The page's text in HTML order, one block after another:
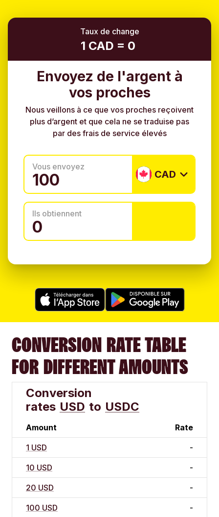
Taux de change
1 CAD = 0
Envoyez de l'argent à
vos proches
Nous veillons à ce que vos proches reçoivent
plus d’argent et que cela ne se traduise pas
par des frais de service élevés
Vous envoyez
CAD
Ils obtiennent
CONVERSION RATE TABLE
FOR DIFFERENT AMOUNTS
Conversion
rates USD to USDC
Amount Rate
1 USD -
10 USD -
20 USD -
100 USD -